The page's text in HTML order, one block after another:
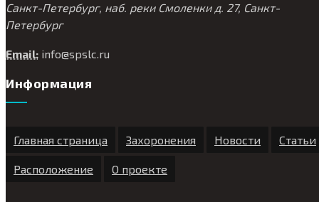
Санкт-Петербург, наб. реки Смоленки д. 27, Санкт-
Петербург
Email: info@spslc.ru
Информация
Главная страница Захоронения Новости Статьи
Расположение О проекте